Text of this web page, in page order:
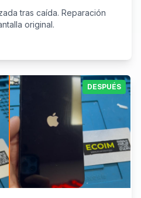
tras caída. Reparación
original.
DESPUÉS